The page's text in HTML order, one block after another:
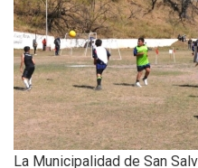
La Municipalidad de San